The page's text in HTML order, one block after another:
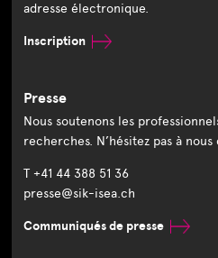
adresse électronique.
Inscription
Presse
Nous soutenons les
recherches. N’hésitez pas à
T +41 44 388 51 36
presse@sik-isea.ch
Communiqués de presse